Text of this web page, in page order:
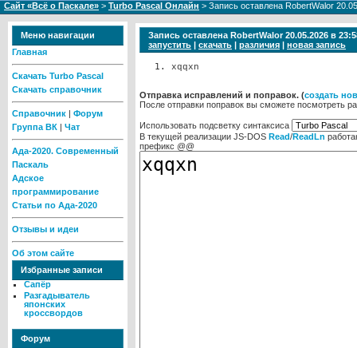
Сайт «Всё о Паскале» > Turbo Pascal Онлайн > Запись оставлена RobertWalor
Меню навигации
Главная
Скачать Turbo Pascal
Скачать справочник
Справочник | Форум
Группа ВК | Чат
Ада-2020. Современный
Паскаль
Адское
программирование
Статьи по Ада-2020
Отзывы и идеи
Об этом сайте
Избранные записи
Сапёр
Разгадыватель
японских
кроссвордов
Форум
Запись оставлена RobertWalor 20.05.2026 в
запустить | скачать | различия | новая запись
xqqxn
Отправка исправлений и поправок. (cоздать
После отправки поправок вы сможете посмотреть
Использовать подсветку синтаксиса
В текущей реализации JS-DOS Read/ReadLn
префикс @@